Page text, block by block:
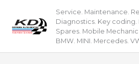
content
Service. Maintenance.
Diagnostics. Key coding.
Spares. Mobile Mechanic
BMW. MINI. Mercedes.